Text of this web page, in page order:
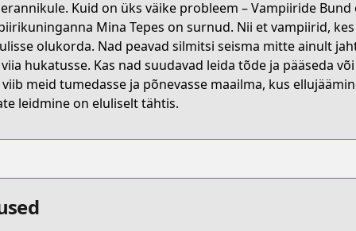
in-the-vampire-bund-aso
Kuid on üks väike probleem – Vampiiride
Mina Tepes on surnud. Nii et vampiirid,
olukorda. Nad peavad silmitsi seisma mitte ainult
hukatusse. Kas nad suudavad leida tõde ja pääseda
meid tumedasse ja põnevasse maailma, kus
leidmine on eluliselt tähtis.